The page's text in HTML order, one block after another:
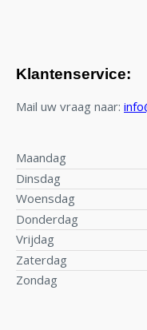
Klantenservice:
Mail uw vraag naar:
Maandag
Dinsdag
Woensdag
Donderdag
Vrijdag
Zaterdag
Zondag